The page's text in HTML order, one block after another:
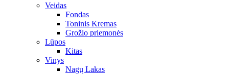
Veidas
Fondas
Toninis Kremas
Grožio priemonės
Lūpos
Kitas
Vinys
Nagų Lakas